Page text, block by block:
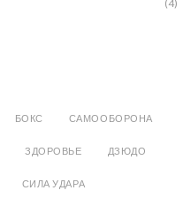
(4)
БОКС САМООБОРОНА
ЗДОРОВЬЕ ДЗЮДО
СИЛА УДАРА